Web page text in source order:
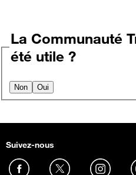
La Communauté
été utile ?
Non Oui
Suivez-nous